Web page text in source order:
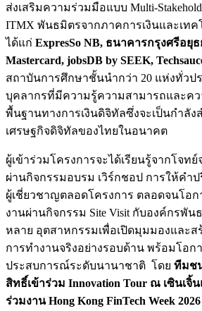
ส่งเสริมความร่วมมือแบบ Multi-
ITMX พันธมิตรจากภาคการเงินและเทค
ได้แก่ ExpresSo NB, ธนาคารกรุงศรีอยุ
Mastercard, jobsDB by SEEK,
สถาบันการศึกษาชั้นนำกว่า 20 แห่งทั่วป
บุคลากรที่มีความรู้ความสามารถและคว
พื้นฐานทางการเงินดิจิทัลซึ่งจะเป็นกำลั
เศรษฐกิจดิจิทัลของไทยในอนาคต
ผู้เข้าร่วมโครงการจะได้เรียนรู้จากโจท
ผ่านกิจกรรมอบรม เวิร์กชอป การให้คำ
ผู้เชี่ยวชาญตลอดโครงการ ตลอดจนโอก
งานผ่านกิจกรรม Site Visit กับองค์กรพั
หลาย อุตสาหกรรมเพื่อเปิดมุมมองและส
การทำงานจริงอย่างรอบด้าน พร้อมโอก
ประสบการณ์ระดับนานาชาติ โดย ทีมช
สิทธิ์เข้าร่วม Innovation Tour ณ เซินเจิ้
ร่วมงาน Hong Kong FinTech Week